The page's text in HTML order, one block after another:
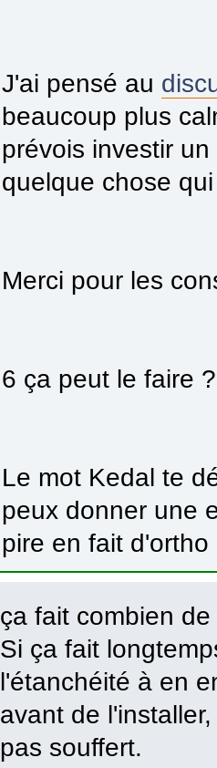
J'ai pensé au
beaucoup plus
prévois investir
quelque chose
Merci pour les
6 ça peut le faire ?
Le mot Kedal te
peux donner une
pire en fait d'ortho
ça fait combien
Si ça fait
l'étanchéité à en
avant de
pas souffert.